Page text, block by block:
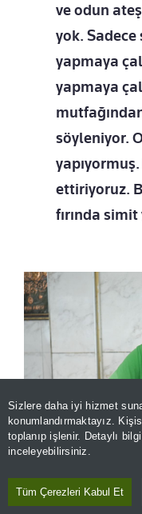
Sizlere daha iyi hizmet
konumlandırmaktayız.
toplanıp işlenir. Detaylı
inceleyebilirsiniz.
Tüm Çerezleri Kabul Et
ve odun
yok.
yapmaya
yapmaya
söyleniyor.
ettiriyoruz.
fırında
Türkiyenin en iyi